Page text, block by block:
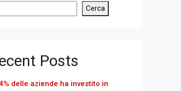
Cerca
Posts
delle aziende ha investito in